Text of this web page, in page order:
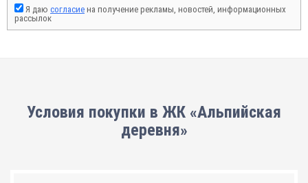
Я даю согласие на получение рекламы, новостей, информационных
рассылок
Условия покупки в ЖК «Альпийская
деревня»